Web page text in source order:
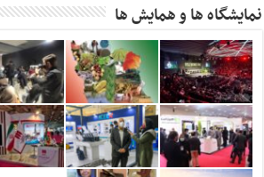
نمایشگاه ها و همایش ها